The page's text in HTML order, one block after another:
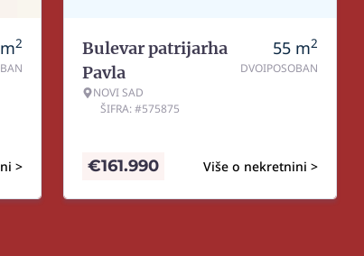
m2
>
Bulevar patrijarha
Pavla
NOVI SAD
ŠIFRA: #575875
55 m2
DVOIPOSOBAN
Više o nekretnini >
€161.990